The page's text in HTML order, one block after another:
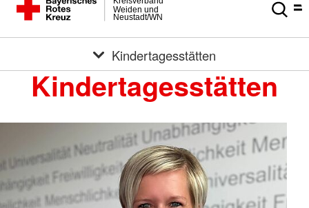
Neustadt/WN
Weiden und
Kindertagesstätten
Kindertagesstätten